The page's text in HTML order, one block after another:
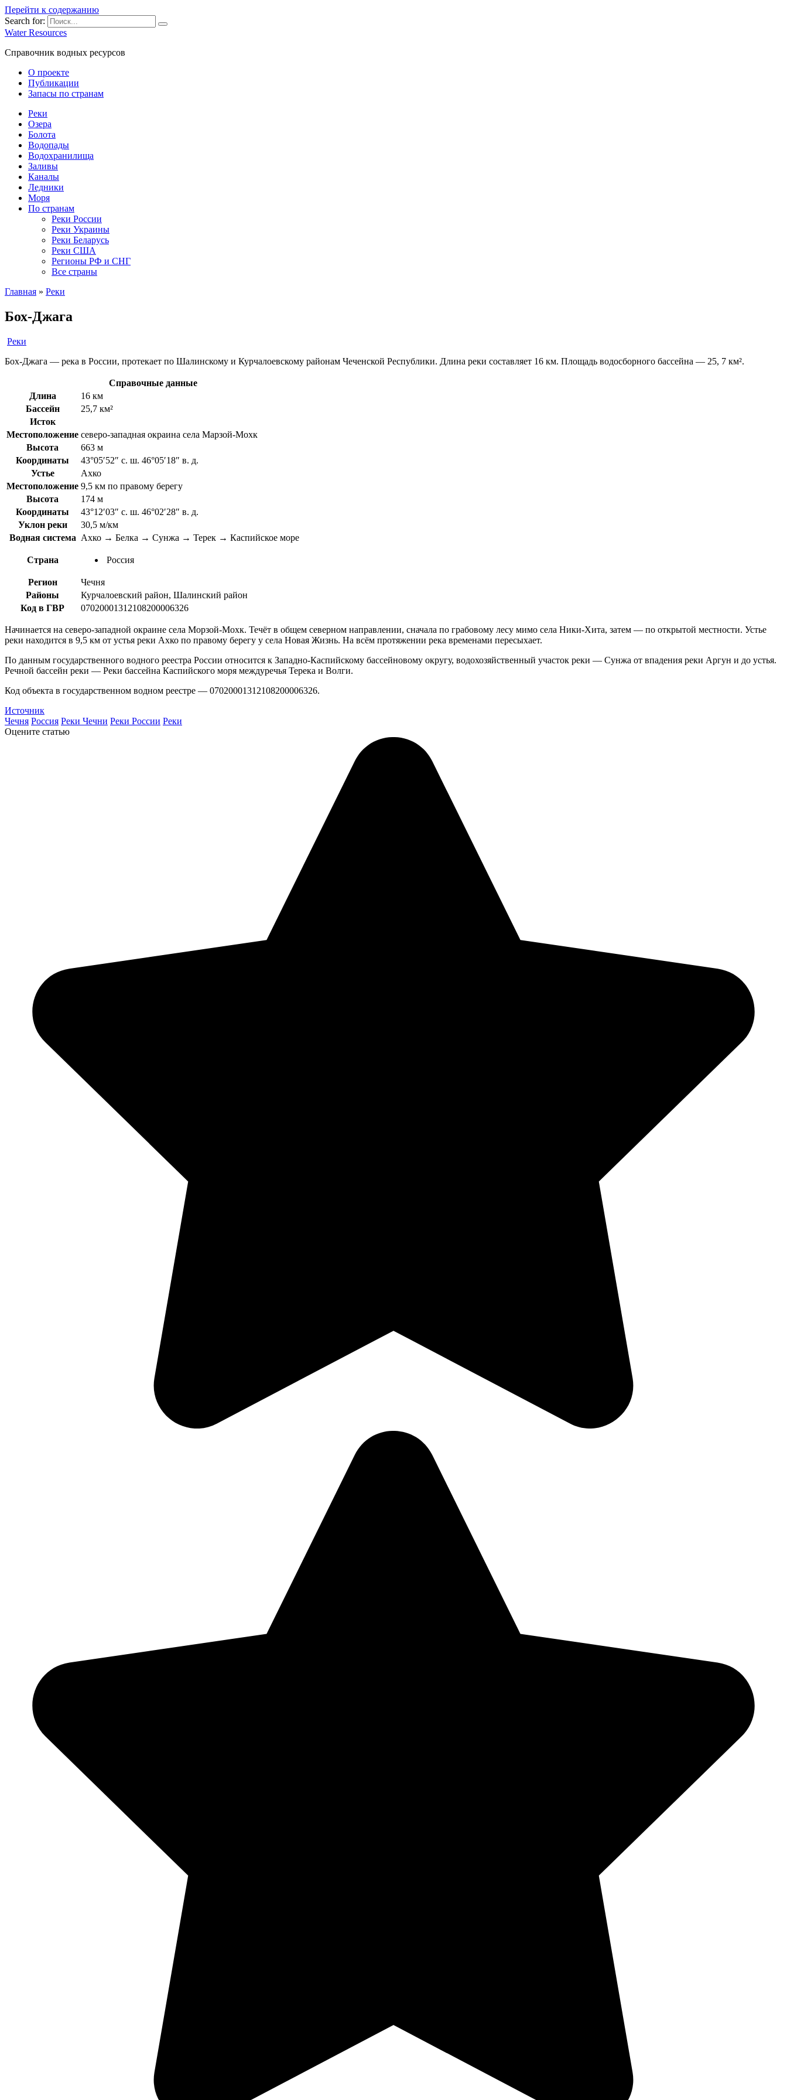
Перейти к содержанию
Search for:
Water Resources
Справочник водных ресурсов
О проекте
Публикации
Запасы по странам
Реки
Озера
Болота
Водопады
Водохранилища
Заливы
Каналы
Ледники
Моря
По странам
Реки России
Реки Украины
Реки Беларусь
Реки США
Регионы РФ и СНГ
Все страны
Главная » Реки
Бох-Джага
Реки
Бох-Джага — река в России, протекает по Шалинскому и Курчалоевскому районам Чеченской Республики. Длина реки составляет 16 км. Площадь водосборного бассейна — 25, 7 км².
Справочные данные
Длина
16 км
Бассейн
25,7 км²
Исток
Местоположение северо-западная окраина села Марзой-Мохк
Высота
663 м
Координаты
43°05′52″ с. ш. 46°05′18″ в. д.
Устье
Ахко
Местоположение 9,5 км по правому берегу
Высота
174 м
Координаты
43°12′03″ с. ш. 46°02′28″ в. д.
Уклон реки
30,5 м/км
Водная система Ахко → Белка → Сунжа → Терек → Каспийское море
Страна Россия
Регион
Чечня
Районы
Курчалоевский район, Шалинский район
Код в ГВР
07020001312108200006326
Начинается на северо-западной окраине села Морзой-Мохк. Течёт в общем северном направлении, сначала по грабовому лесу мимо села Ники-Хита, затем — по открытой местности. Устье
реки находится в 9,5 км от устья реки Ахко по правому берегу у села Новая Жизнь. На всём протяжении река временами пересыхает.
По данным государственного водного реестра России относится к Западно-Каспийскому бассейновому округу, водохозяйственный участок реки — Сунжа от впадения реки Аргун и до устья.
Речной бассейн реки — Реки бассейна Каспийского моря междуречья Терека и Волги.
Код объекта в государственном водном реестре — 07020001312108200006326.
Источник
Чечня Россия Реки Чечни Реки России Реки
Оцените статью